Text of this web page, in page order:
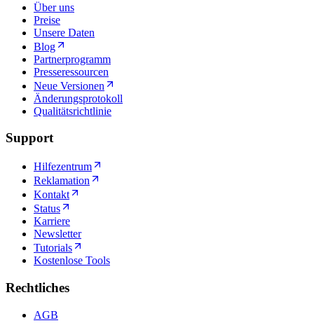
Über uns
Preise
Unsere Daten
Blog
Partnerprogramm
Presseressourcen
Neue Versionen
Änderungsprotokoll
Qualitätsrichtlinie
Support
Hilfezentrum
Reklamation
Kontakt
Status
Karriere
Newsletter
Tutorials
Kostenlose Tools
Rechtliches
AGB